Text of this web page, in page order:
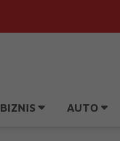
BIZNIS AUTO